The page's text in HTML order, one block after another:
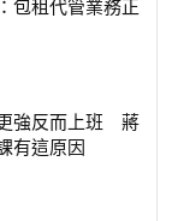
強反而上班 蔣
有這原因